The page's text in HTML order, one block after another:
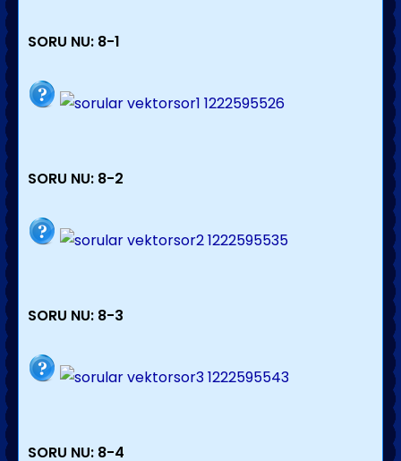
SORU NU: 8-1
SORU NU: 8-2
SORU NU: 8-3
SORU NU: 8-4